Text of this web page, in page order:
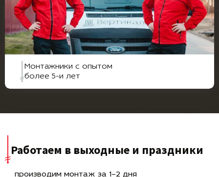
Монтажники с опытом
более 5-и лет
Работаем в выходные и праздники
производим монтаж за 1–2 дня